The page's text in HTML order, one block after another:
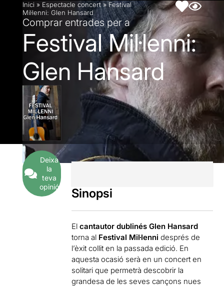
Inici » Espectacle concert»Festival
Mil·lenni: Glen Hansard
Comprar entrades per a
Festival Mil·lenni:
Glen Hansard
Deixa
la
teva
opinió
Sinopsi
Elcantautor dublinés Glen Hansard
torna al Festival Mil·lenni després de
l’èxit collit en la passada edició. En
aquesta ocasió serà en un concert en
solitari que permetrà descobrir la
grandesa de les seves cançons nues